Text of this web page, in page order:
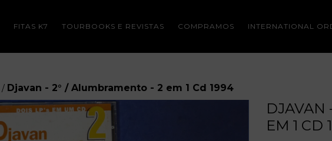
FITAS K7 TOURBOOKS E REVISTAS COMPRAMOS INTERNATIONAL
/ Djavan - 2° / Alumbramento - 2 em 1 Cd 1994
DJAVAN
EM 1 CD